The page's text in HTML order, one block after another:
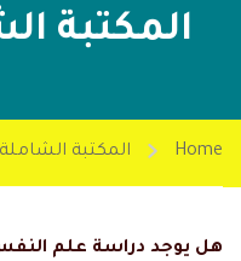
المكتبة
Home المكتبة الشاملة
هل يوجد دراسة علم